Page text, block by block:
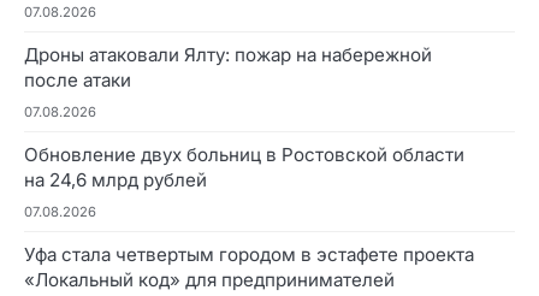
07.08.2026
Дроны атаковали Ялту: пожар на набережной
после атаки
07.08.2026
Обновление двух больниц в Ростовской области
на 24,6 млрд рублей
07.08.2026
Уфа стала четвертым городом в эстафете проекта
«Локальный код» для предпринимателей